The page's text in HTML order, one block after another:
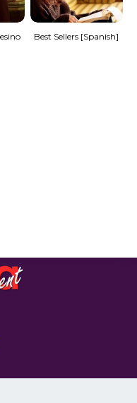
Best Sellers [Spanish]